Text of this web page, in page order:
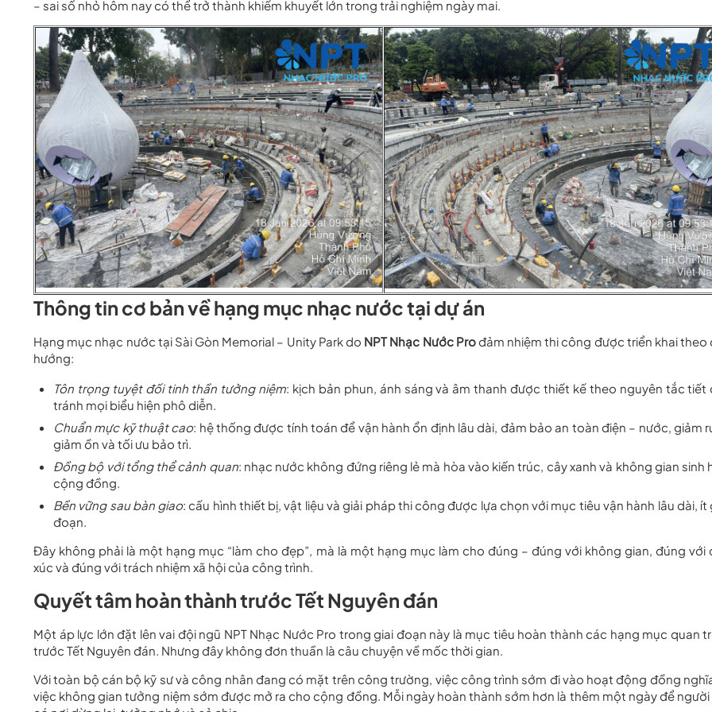
– sai số nhỏ hôm nay có thể trở thành khiếm khuyết lớn trong trải nghiệm ngày mai.
Thông tin cơ bản về hạng mục nhạc nước tại dự án
Hạng mục nhạc nước tại Sài Gòn Memorial – Unity Park do NPT Nhạc Nước Prođảm nhiệm thi công được triển khai theo
hướng:
Tôn trọng tuyệt đối tinh thần tưởng niệm: kịch bản phun, ánh sáng và âm thanh được thiết kế theo nguyên tắc tiết
tránh mọi biểu hiện phô diễn.
Chuẩn mực kỹ thuật cao: hệ thống được tính toán để vận hành ổn định lâu dài, đảm bảo an toàn điện – nước, giảm
giảm ồn và tối ưu bảo trì.
Đồng bộ với tổng thể cảnh quan: nhạc nước không đứng riêng lẻ mà hòa vào kiến trúc, cây xanh và không gian sinh
cộng đồng.
Bền vững sau bàn giao: cấu hình thiết bị, vật liệu và giải pháp thi công được lựa chọn với mục tiêu vận hành lâu dài, ít
đoạn.
Đây không phải là một hạng mục “làm cho đẹp”, mà là một hạng mục làm cho đúng – đúng với không gian, đúng với
xúc và đúng với trách nhiệm xã hội của công trình.
Quyết tâm hoàn thành trước Tết Nguyên đán
Một áp lực lớn đặt lên vai đội ngũ NPT Nhạc Nước Pro trong giai đoạn này là mục tiêu hoàn thành các hạng mục quan
trước Tết Nguyên đán. Nhưng đây không đơn thuần là câu chuyện về mốc thời gian.
Với toàn bộ cán bộ kỹ sư và công nhân đang có mặt trên công trường, việc công trình sớm đi vào hoạt động đồng
việc không gian tưởng niệm sớm được mở ra cho cộng đồng. Mỗi ngày hoàn thành sớm hơn là thêm một ngày để